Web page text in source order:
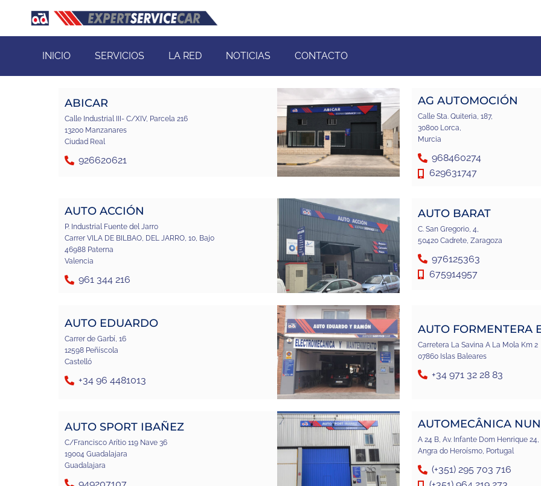
INICIO SERVICIOS LA RED NOTICIAS CONTACTO
ABICAR
Calle Industrial III- C/XIV, Parcela 216
13200 Manzanares
Ciudad Real
926620621
AG AUTOMOCIÓN
Calle Sta. Quiteria, 187,
30800 Lorca,
Murcia
968460274
629631747
AUTO ACCIÓN
P. Industrial Fuente del Jarro
Carrer VILA DE BILBAO, DEL JARRO, 10, Bajo
46988 Paterna
Valencia
961 344 216
AUTO BARAT
C. San Gregorio, 4,
50420 Cadrete, Zaragoza
976125363
675914957
AUTO EDUARDO
Carrer de Garbí, 16
12598 Peñíscola
Castelló
+34 96 4481013
AUTO FORMENTERA
Carretera La Savina A La Mola Km 2
07860 Islas Baleares
+34 971 32 28 83
AUTO SPORT IBAÑEZ
C/Francisco Arítio 119 Nave 36
19004 Guadalajara
Guadalajara
949207107
AUTOMECÂNICA
A 24 B, Av. Infante Dom Henrique 24,
Angra do Heroísmo, Portugal
(+351) 295 703 716